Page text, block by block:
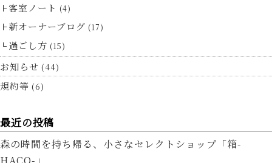
客室ノート (4)
新オーナーブログ (17)
過ごし方 (15)
お知らせ (44)
規約等 (6)
最近の投稿
森の時間を持ち帰る、小さなセレクトショップ「箱-
HACO-」